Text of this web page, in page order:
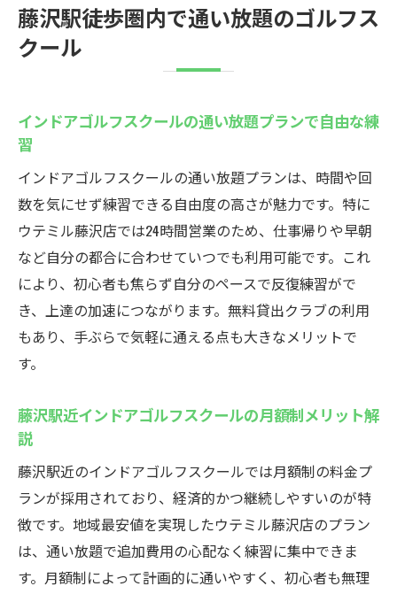
藤沢駅徒歩圏内で通い放題のゴルフス
クール
インドアゴルフスクールの通い放題プランで自由な練
習
インドアゴルフスクールの通い放題プランは、時間や回
数を気にせず練習できる自由度の高さが魅力です。特に
ウテミル藤沢店では24時間営業のため、仕事帰りや早朝
など自分の都合に合わせていつでも利用可能です。これ
により、初心者も焦らず自分のペースで反復練習がで
き、上達の加速につながります。無料貸出クラブの利用
もあり、手ぶらで気軽に通える点も大きなメリットで
す。
藤沢駅近インドアゴルフスクールの月額制メリット解
説
藤沢駅近のインドアゴルフスクールでは月額制の料金プ
ランが採用されており、経済的かつ継続しやすいのが特
徴です。地域最安値を実現したウテミル藤沢店のプラン
は、通い放題で追加費用の心配なく練習に集中できま
す。月額制によって計画的に通いやすく、初心者も無理